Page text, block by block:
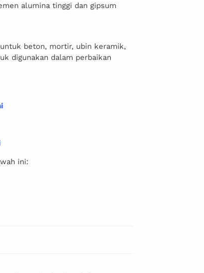
alumina tinggi dan gipsum
beton, mortir, ubin keramik,
digunakan dalam perbaikan
ini: